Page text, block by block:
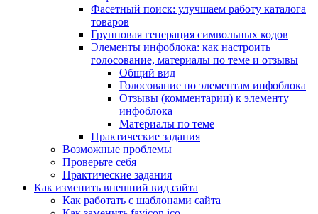
Фасетный поиск: улучшаем работу каталога
товаров
Групповая генерация символьных кодов
Элементы инфоблока: как настроить
голосование, материалы по теме и отзывы
Общий вид
Голосование по элементам инфоблока
Отзывы (комментарии) к элементу
инфоблока
Материалы по теме
Практические задания
Возможные проблемы
Проверьте себя
Практические задания
Как изменить внешний вид сайта
Как работать с шаблонами сайта